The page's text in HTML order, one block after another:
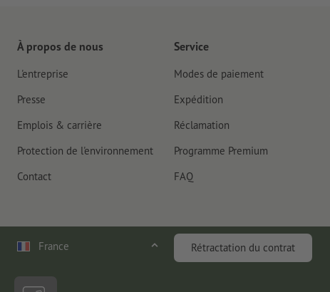
À propos de nous
L'entreprise
Presse
Emplois & carrière
Protection de l'environnement
Contact
Service
Modes de paiement
Expédition
Réclamation
Programme Premium
FAQ
France Rétractation du contrat